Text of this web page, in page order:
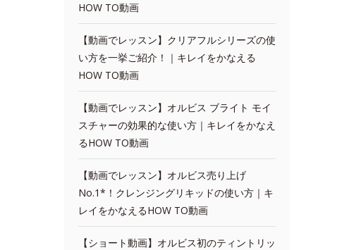
HOW TO動画
【動画でレッスン】クリアフルシリーズの使
い方を一挙ご紹介！｜キレイをかなえる
HOW TO動画
【動画でレッスン】オルビス ブライト モイ
スチャーの効果的な使い方｜キレイをかなえ
るHOW TO動画
【動画でレッスン】オルビス売り上げ
No.1*！クレンジングリキッドの使い方｜キ
レイをかなえるHOW TO動画
【ショート動画】オルビス初のティントリッ